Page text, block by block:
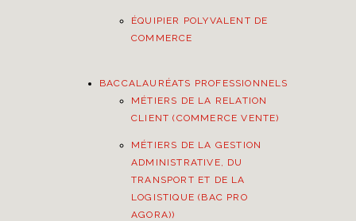
ÉQUIPIER POLYVALENT DE
COMMERCE
BACCALAURÉATS PROFESSIONNELS
MÉTIERS DE LA RELATION
CLIENT (COMMERCE VENTE)
MÉTIERS DE LA GESTION
ADMINISTRATIVE, DU
TRANSPORT ET DE LA
LOGISTIQUE (BAC PRO
AGORA))